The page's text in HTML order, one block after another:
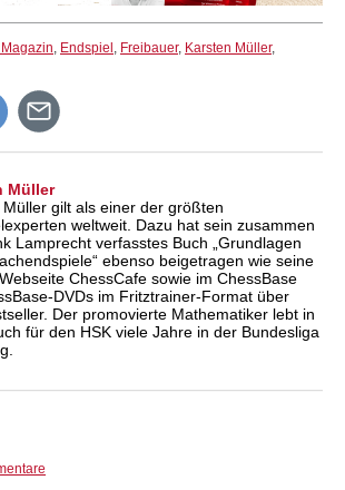
, Endspiel , Freibauer, Karsten Müller,
Müller
Müller gilt als einer der größten
weltweit. Dazu hat sein zusammen
Lamprecht verfasstes Buch „Grundlagen
ebenso beigetragen wie seine
ChessCafe sowie im ChessBase
DVDs im Fritztrainer-Format über
Der promovierte Mathematiker lebt in
für den HSK viele Jahre in der Bundesliga